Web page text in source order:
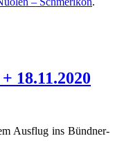
18.11.2020
Aus­flug ins Bünd­ner­